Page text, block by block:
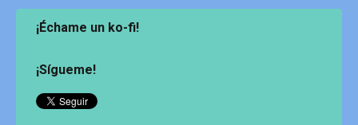
¡Échame un ko-fi!
¡Sígueme!